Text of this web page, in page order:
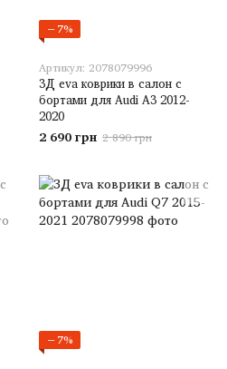
−7%
Артикул: 2078079996
3Д eva коврики в салон с
бортами для Audi A3 2012-
2020
2 690 грн 2 890 грн
−7%